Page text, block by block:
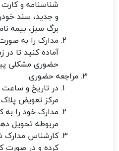
شناسنامه و
و جدید، سند
برگ سبز، بیمه
مدارک را به
آماده کنید تا در
حضوری مشکلی
مراجعه حضوری:
در تاریخ و
مرکز تعویض
مدارک خود را به
مربوطه تحویل
کارشناس مدارک
کرده و در صورت